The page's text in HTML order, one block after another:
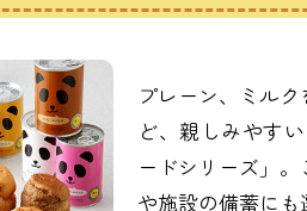
プレーン、ミル
ど、親しみやす
ードシリーズ」
や施設の備蓄にも